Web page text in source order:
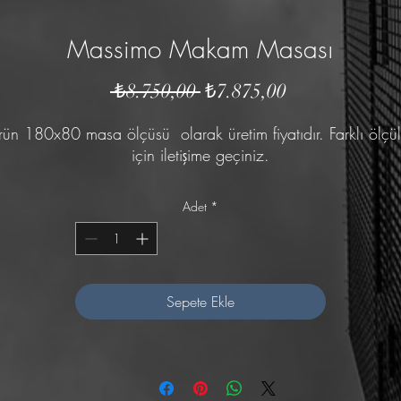
Massimo Makam Masası
₺8.750,00 Normal
₺7.875,00İndirimli
180x80 masa ölçüsü olarak üretim fiyatıdır. Farklı
için iletişime geçiniz.
Adet *
Sepete Ekle